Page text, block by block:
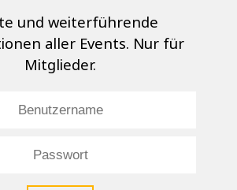
und weiterführende
aller Events. Nur für
Mitglieder.